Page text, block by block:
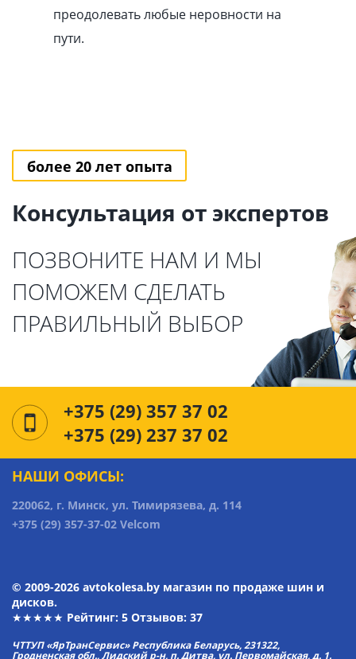
преодолевать любые неровности на
пути.
более 20 лет опыта
Консультация от экспертов
ПОЗВОНИТЕ НАМ И МЫ
ПОМОЖЕМ СДЕЛАТЬ
ПРАВИЛЬНЫЙ ВЫБОР
+375 (29) 357 37 02
+375 (29) 237 37 02
НАШИ ОФИСЫ:
220062, г. Минск, ул. Тимирязева, д. 114
+375 (29) 357-37-02 Velcom
© 2009-2026 avtokolesa.by магазин по продаже шин и
дисков.
★★★★★ Рейтинг: 5 Отзывов: 37
ЧТТУП «ЯрТранСервис» Республика Беларусь, 231322,
Гродненская обл., Лидский р-н, п. Дитва, ул. Первомайская, д. 1.